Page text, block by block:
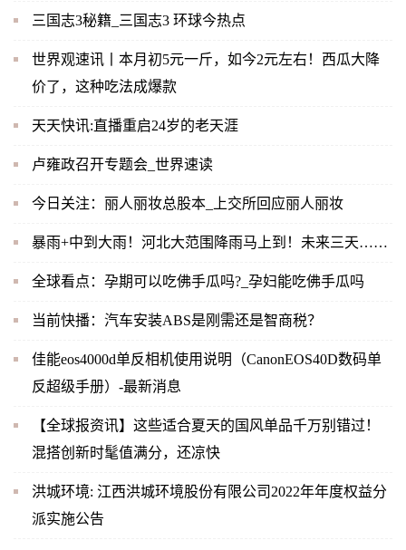
三国志3秘籍_三国志3 环球今热点
世界观速讯丨本月初5元一斤，如今2元左右！西瓜大降
价了，这种吃法成爆款
天天快讯:直播重启24岁的老天涯
卢雍政召开专题会_世界速读
今日关注：丽人丽妆总股本_上交所回应丽人丽妆
暴雨+中到大雨！河北大范围降雨马上到！未来三天……
全球看点：孕期可以吃佛手瓜吗?_孕妇能吃佛手瓜吗
当前快播：汽车安装ABS是刚需还是智商税？
佳能eos4000d单反相机使用说明（CanonEOS40D数码单
反超级手册）-最新消息
【全球报资讯】这些适合夏天的国风单品千万别错过！
混搭创新时髦值满分，还凉快
洪城环境: 江西洪城环境股份有限公司2022年年度权益分
派实施公告